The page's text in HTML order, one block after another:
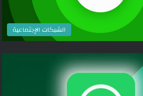
الشبكات الإجتماعية